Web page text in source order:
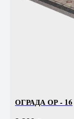
ОГРАДА ОР - 16